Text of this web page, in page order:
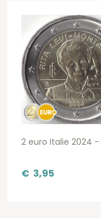
2 euro Italie 2024 -
€ 3,95